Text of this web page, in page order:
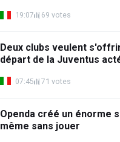
19:07 69 votes
Deux clubs veulent
départ de la Juventus
07:45 71 votes
Openda créé un énorme
même sans jouer